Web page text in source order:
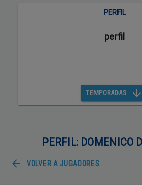
PERFIL
perfil
TEMPORADAS
PERFIL: DOMENICO
VOLVER A JUGADORES